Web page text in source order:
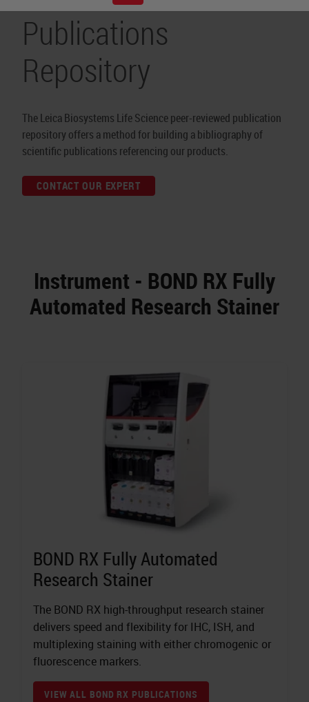
Publications
Repository
The Leica Biosystems Life Science peer-reviewed publication
repository offers a method for building a bibliography of
scientific publications referencing our products.
CONTACT OUR EXPERT
Instrument - BOND RX Fully
Automated Research Stainer
BOND RX Fully Automated
Research Stainer
The BOND RX high-throughput research stainer
delivers speed and flexibility for IHC, ISH, and
multiplexing staining with either chromogenic or
fluorescence markers.
VIEW ALL BOND RX PUBLICATIONS